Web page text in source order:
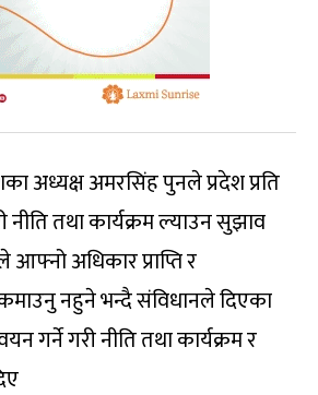
अध्यक्ष अमरसिंह पुनले प्रदेश प्रति
तथा कार्यक्रम ल्याउन सुझाव
आफ्नो अधिकार प्राप्ति र
कमाउनु नहुने भन्दै संविधानले दिएका
गर्ने गरी नीति तथा कार्यक्रम र